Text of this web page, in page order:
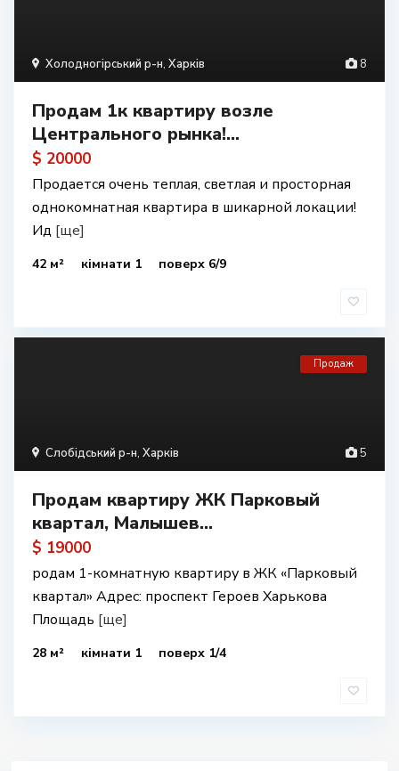
8
Холодногірський р-н, Харків
Продам 1к квартиру возле
Центрального рынка!...
$ 20000
Продается очень теплая, светлая и просторная
однокомнатная квартира в шикарной локации!
Ид [ще]
42 м² кімнати 1 поверх 6/9
5
Слобідський р-н, Харків
Продаж
Продам квартиру ЖК Парковый
квартал, Малышев...
$ 19000
родам 1-комнатную квартиру в ЖК «Парковый
квартал» Адрес: проспект Героев Харькова
Площадь [ще]
28 м² кімнати 1 поверх 1/4